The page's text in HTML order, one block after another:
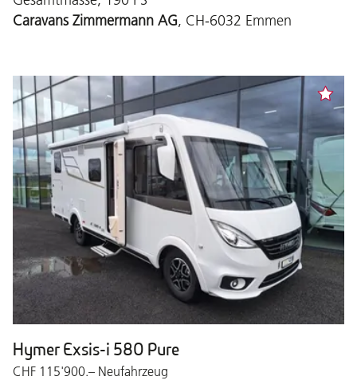
Caravans Zimmermann AG, CH-6032 Emmen
Hymer Exsis-i 580 Pure
CHF 115'900.– Neufahrzeug